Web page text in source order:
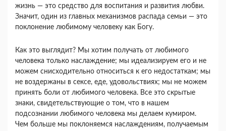
жизнь — это средство для воспитания и развития любви.
Значит, один из главных механизмов распада семьи — это
покло­нение любимому человеку как Богу.
Как это выглядит? Мы хотим получать от лю­бимого
человека только наслаждение; мы идеали­зируем его и не
можем снисходительно относиться к его недостаткам; мы
не воздержаны в сексе, еде, удовольствиях; мы не можем
принять боли от любимого человека. Все это скрытые
знаки, свиде­тельствующие о том, что в нашем
подсознании лю­бимого человека мы делаем кумиром.
Чем больше мы поклоняемся наслаждениям, получаемым